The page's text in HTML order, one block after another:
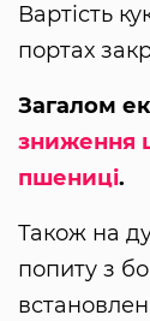
Вартість
портах
Загалом
зниження
пшениці.
Також на
попиту з